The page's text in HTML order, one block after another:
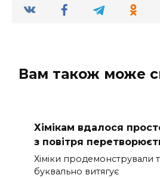
Вам також може
Хімікам вдалося
з повітря
Хіміки продемонстрували
буквально витягує